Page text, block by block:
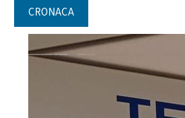
CRONACA